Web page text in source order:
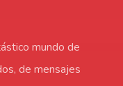
mundo de
de mensajes